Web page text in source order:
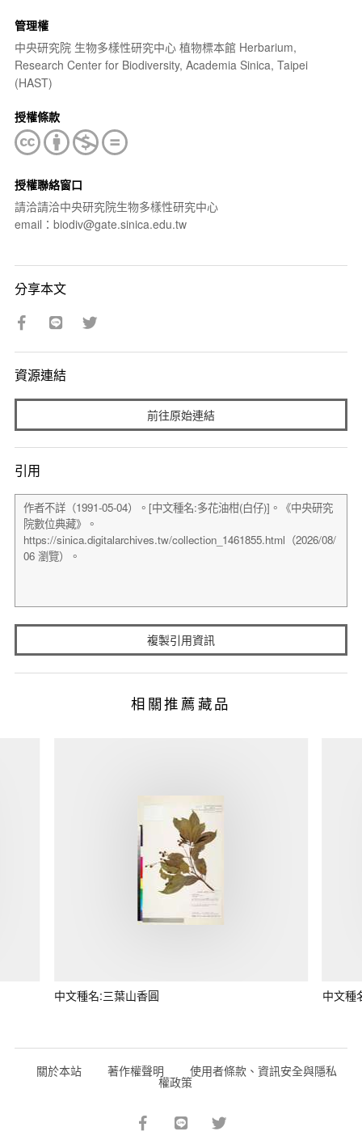
管理權
中央研究院 生物多樣性研究中心 植物標本館 Herbarium,
Research Center for Biodiversity, Academia Sinica, Taipei
(HAST)
授權條款
授權聯絡窗口
請洽請洽中央研究院生物多樣性研究中心
email：biodiv@gate.sinica.edu.tw
分享本文
資源連結
前往原始連結
引用
複製引用資訊
相關推薦藏品
中文種名:三葉山香圓 中文種
關於本站 著作權聲明 使用者條款、資訊安全與隱私
權政策